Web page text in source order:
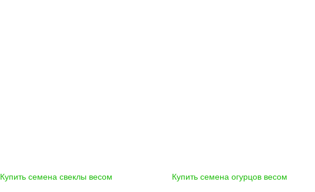
Купить семена свеклы весом Купить семена огурцов весом